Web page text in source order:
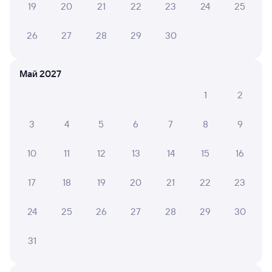
Онлайн-покупка за 4 минуты
Онлайн-возврат билетов без очереди в кассу
Выбор любимых мест на схемах вагонов
Подробные ответы на вопросы о поездке или
покупке
СМС-сопровождение до посадки в поезд
Оформление без регистрации на сайте
19 20 21 22 23 24 25
26 27 28 29 30
Май 2027
1
2
3 4 5 6 7 8 9
10 11 12 13 14 15 16
17 18 19 20 21 22 23
24 25 26 27 28 29 30
31